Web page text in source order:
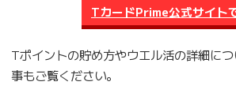
TカードPrime公式サイト
Tポイントの貯め方やウエル活の詳細に
事もご覧ください。